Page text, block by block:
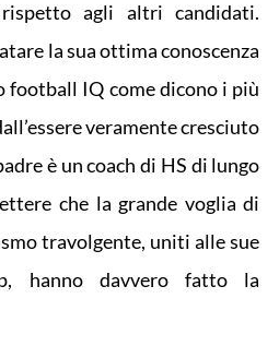
agli altri candidati.
la sua ottima conoscenza
football IQ come dicono i più
veramente cresciuto
è un coach di HS di lungo
che la grande voglia di
travolgente, uniti alle sue
hanno davvero fatto la